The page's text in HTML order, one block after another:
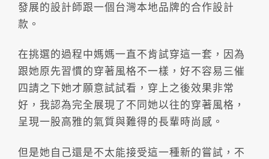
發展的設計師跟一個台灣本地品牌的合作設計
款。
在挑選的過程中媽媽一直不肯試穿這一套，因為
跟她原先習慣的穿著風格不一樣，好不容易三催
四請之下她才願意試試看，穿上之後效果非常
好，我認為完全展現了不同她以往的穿著風格，
呈現一股高雅的氣質與難得的長輩時尚感。
但是她自己還是不太能接受這一種新的嘗試，不